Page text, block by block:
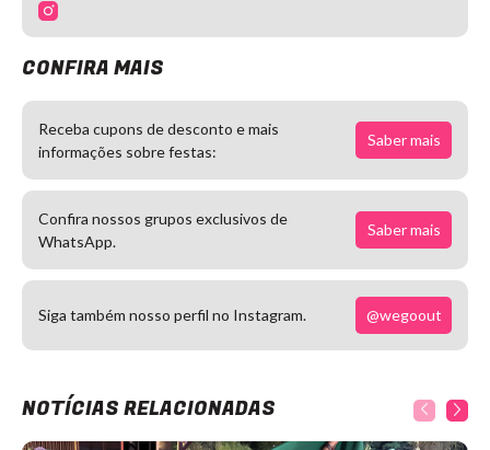
CONFIRA MAIS
Receba cupons de desconto e mais
informações sobre festas:
Saber mais
Confira nossos grupos exclusivos de
WhatsApp.
Saber mais
Siga também nosso perfil no Instagram. @wegoout
NOTÍCIAS RELACIONADAS